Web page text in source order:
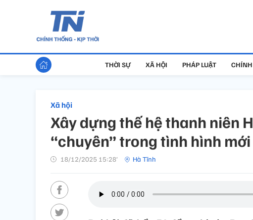
THỜI SỰ XÃ HỘI PHÁP LUẬT
Xã hội
Xây dựng thế hệ thanh niên
“chuyên” trong tình hình mới
18/12/2025 15:28’ Hà Tĩnh